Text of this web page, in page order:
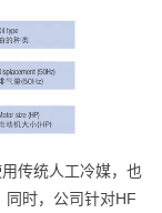
传统人工冷媒，也
同时，公司针对HF